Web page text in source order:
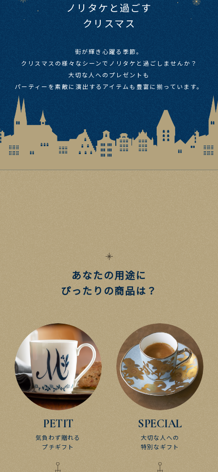
ノリタケと​過ごす
クリスマス
街が​輝き心躍る​季節。​
クリスマスの​様々な​シーンで​ノリタケと​過ごしませんか？​
大切な​人への​プレゼントも​
パーティーを​素敵に​演出する​アイテムも​豊富に​揃っています。​
あなたの用途に
ぴったりの​商品は？​
PETIT
気負わず​贈れる​
プチギフト
SPECIAL
大切な​人への​
特別な​ギフト